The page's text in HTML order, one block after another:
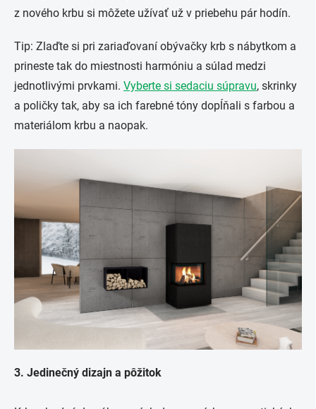
z nového krbu si môžete užívať už v priebehu pár hodín.
Tip: Zlaďte si pri zariaďovaní obývačky krb s nábytkom a
prineste tak do miestnosti harmóniu a súlad medzi
jednotlivými prvkami. Vyberte si sedaciu súpravu, skrinky
a poličky tak, aby sa ich farebné tóny dopĺňali s farbou a
materiálom krbu a naopak.
3. Jedinečný dizajn a pôžitok